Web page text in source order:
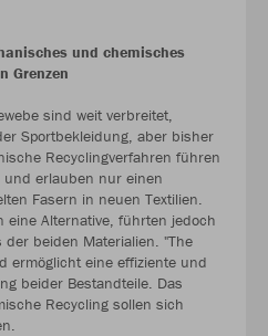
und chemisches
Grenzen
sind weit verbreitet,
Sportbekleidung, aber bisher
Recyclingverfahren führen
und erlauben nur einen
Fasern in neuen Textilien.
eine Alternative, führten jedoch
beiden Materialien. "The
ermöglicht eine effiziente und
beider Bestandteile. Das
Recycling sollen sich